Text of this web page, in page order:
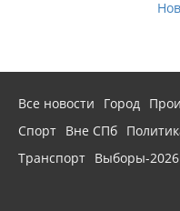
Все новости Город
Спорт Вне СПб
Транспорт Выборы-2026